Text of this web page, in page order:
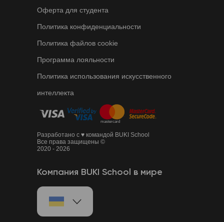
Оферта для студента
Политика конфиденциальности
Политика файлов cookie
Программа лояльности
Политика использования искусственного
интеллекта
Разработано с ♥ командой BUKI School
Все права защищены ©
2020 - 2026
Компания BUKI School в мире